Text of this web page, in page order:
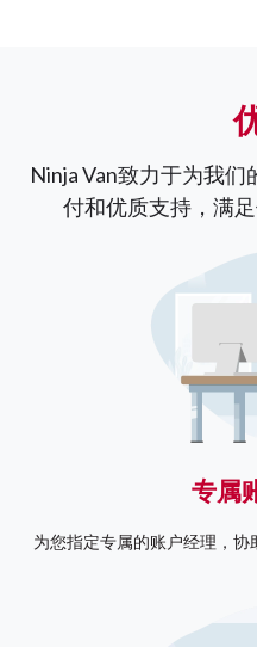
Ninja Van致力于为我
付和优质支持，满
专属
为您指定专属的账户经理，协